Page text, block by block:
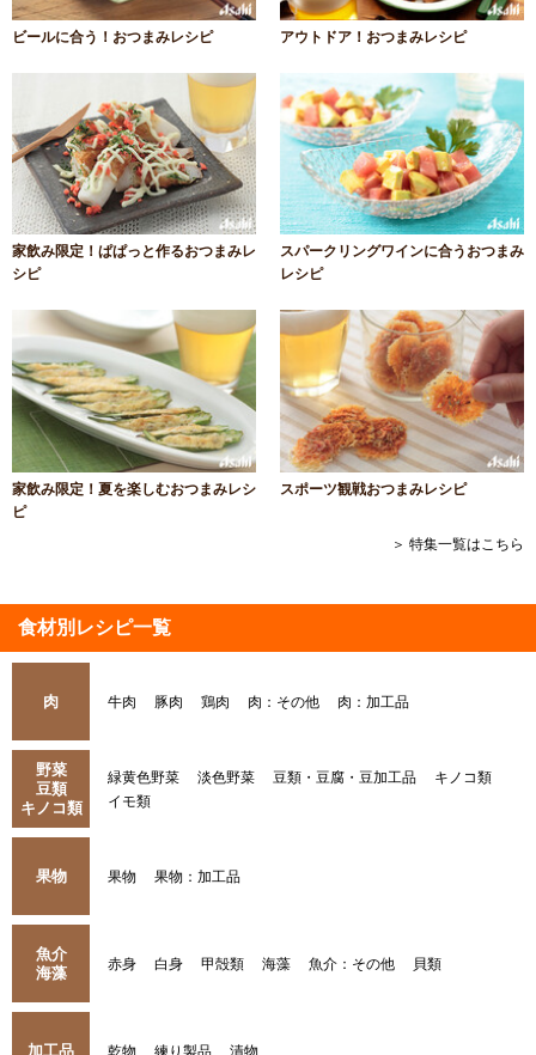
ビールに合う！おつまみレシピ アウトドア！おつまみレシピ
家飲み限定！ぱぱっと作るおつまみレ
シピ
スパークリングワインに合うおつまみ
レシピ
家飲み限定！夏を楽しむおつまみレシ
ピ
スポーツ観戦おつまみレシピ
＞ 特集一覧はこちら
食材別レシピ一覧
肉 牛肉 豚肉 鶏肉 肉：その他 肉：加工品
野菜
豆類
キノコ類
緑黄色野菜 淡色野菜 豆類・豆腐・豆加工品
キノコ類
イモ類
果物 果物 果物：加工品
魚介
海藻
赤身 白身 甲殻類 海藻 魚介：その他 貝類
加工品 乾物 練り製品 漬物